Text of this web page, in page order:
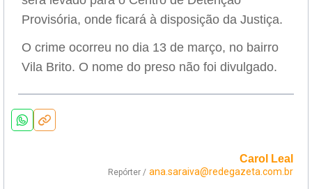
Provisória, onde ficará à disposição da Justiça.
O crime ocorreu no dia 13 de março, no bairro
Vila Brito. O nome do preso não foi divulgado.
Carol Leal
Repórter / ana.saraiva@redegazeta.com.br